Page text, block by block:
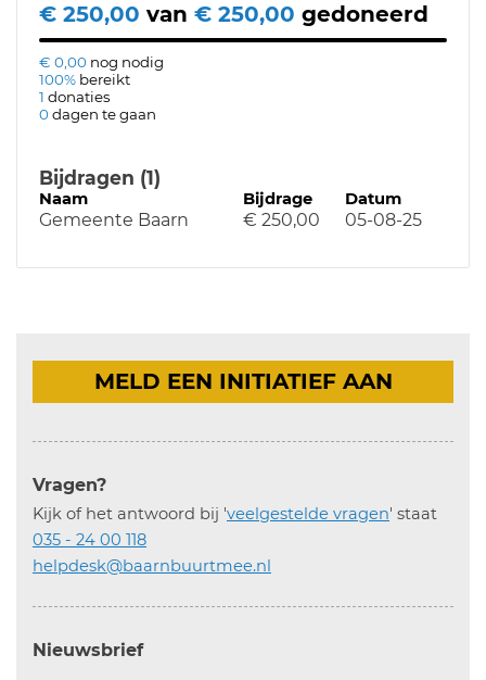
€ 250,00 van € 250,00 gedoneerd
€ 0,00 nog nodig
100% bereikt
1 donaties
0dagen te gaan
Bijdragen (1)
Naam Bijdrage Datum
Gemeente Baarn € 250,00 05-08-25
MELD EEN INITIATIEF AAN
Vragen?
Kijk of het antwoord bij 'veelgestelde vragen' staat
035 - 24 00 118
helpdesk@baarnbuurtmee.nl
Nieuwsbrief